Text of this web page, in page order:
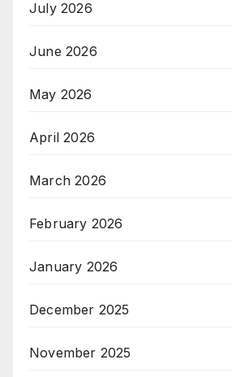
July 2026
June 2026
May 2026
April 2026
March 2026
February 2026
January 2026
December 2025
November 2025